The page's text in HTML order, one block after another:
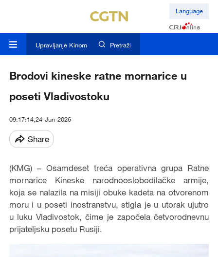
Language
Upravljanje Kinom Pretraži
Brodovi kineske ratne mornarice u
poseti Vladivostoku
09:17:14,24-Jun-2026
Share
(KMG) – Osamdeset treća operativna grupa Ratne
mornarice Kineske narodnooslobodilačke armije,
koja se nalazila na misiji obuke kadeta na otvorenom
moru i u poseti inostranstvu, stigla je u utorak ujutro
u luku Vladivostok, čime je započela četvorodnevnu
prijateljsku posetu Rusiji.